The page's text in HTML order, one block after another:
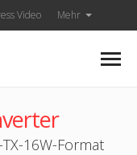
Video Mehr
16W-Format